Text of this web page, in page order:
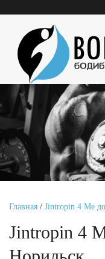
Главная / Jintropin 4 Ме
Jintropin 4